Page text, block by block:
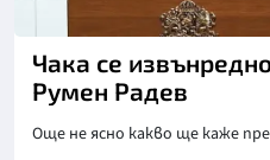
Чака се
Румен Радев
Още не ясно какво ще каже